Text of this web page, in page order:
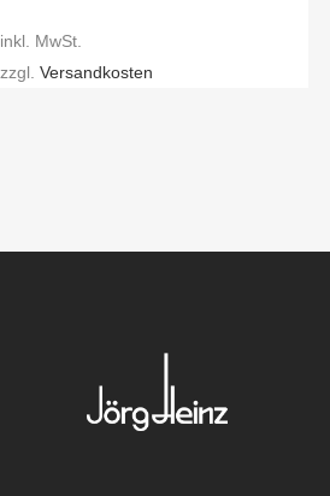
inkl. MwSt.
zzgl. Versandkosten